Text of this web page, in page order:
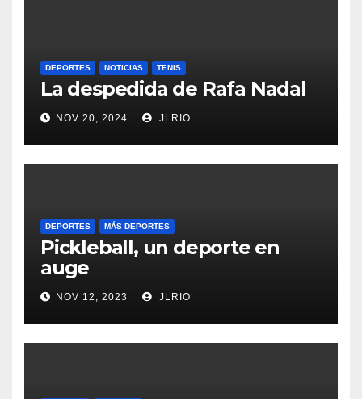
DEPORTES NOTICIAS TENIS
La despedida de Rafa Nadal
NOV 20, 2024 JLRIO
DEPORTES MÁS DEPORTES
Pickleball, un deporte en
auge
NOV 12, 2023 JLRIO